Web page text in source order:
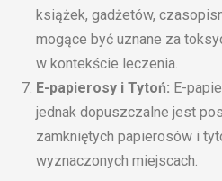
książek, gadżetów,
mogące być uznane za
w kontekście leczenia.
E-papierosy i Tytoń: E-
jednak dopuszczalne jest
zamkniętych papierosów i
wyznaczonych miejscach.